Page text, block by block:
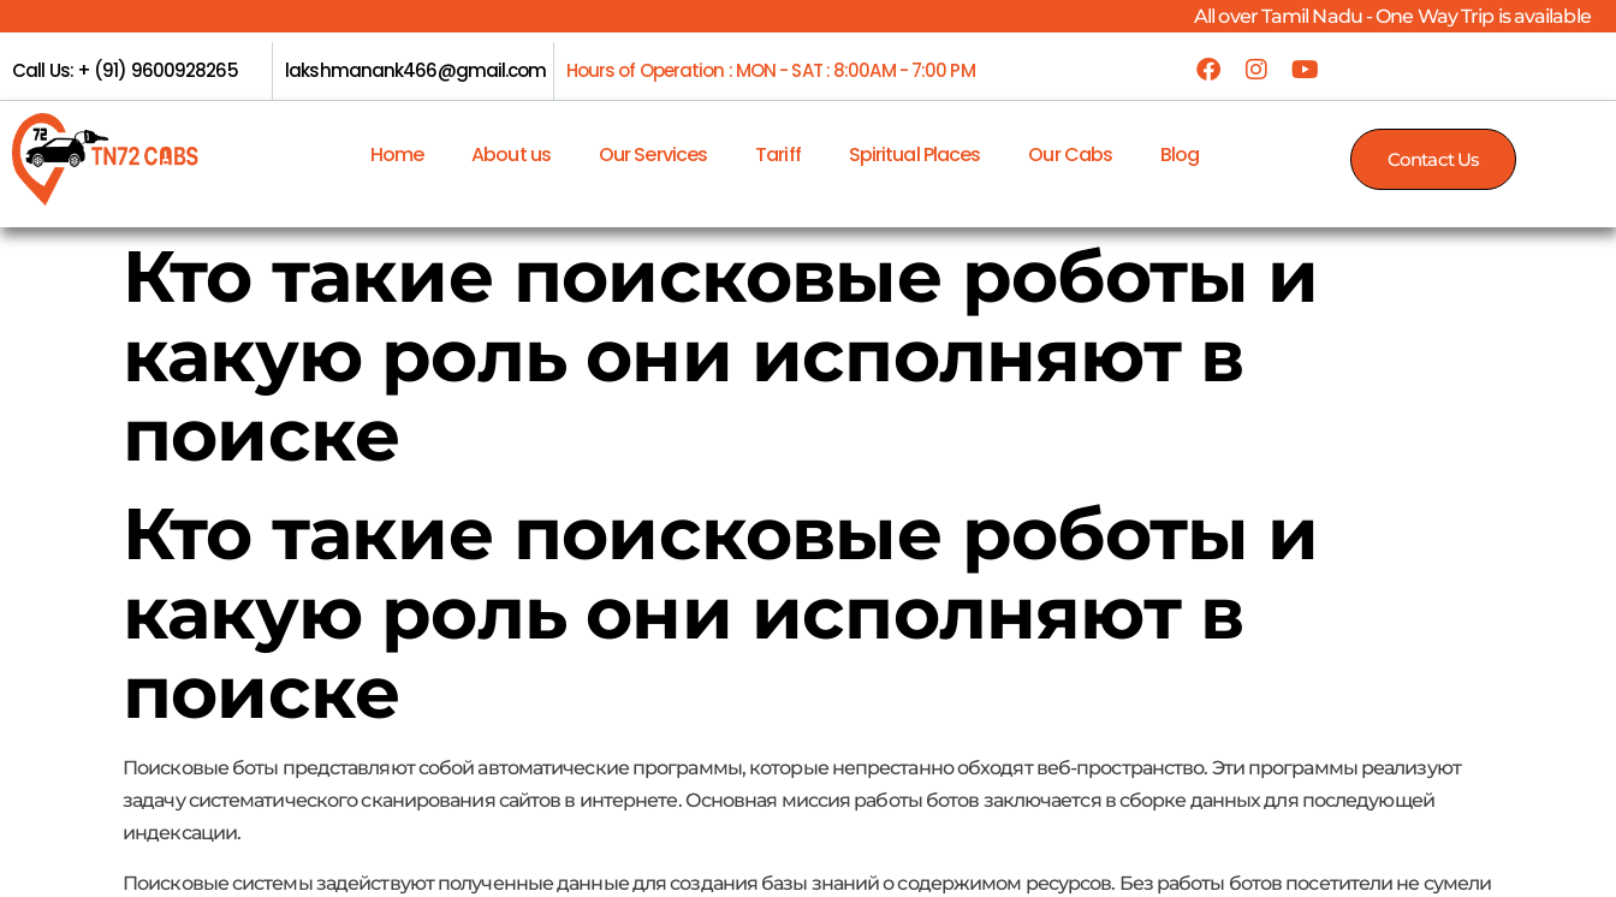
All over Tamil Nadu - One Way Trip is available
Call Us: + (91) 9600928265 lakshmanank466@gmail.com Hours of Operation : MON - SAT : 8:00AM - 7:00 PM
Home About us Our Services Tariff Spiritual Places Our Cabs Blog Contact Us
Кто такие поисковые роботы и
какую роль они исполняют в
поиске
Кто такие поисковые роботы и
какую роль они исполняют в
поиске
Поисковые боты представляют собой автоматические программы, которые непрестанно обходят веб-пространство. Эти программы реализуют
задачу систематического сканирования сайтов в интернете. Основная миссия работы ботов заключается в сборке данных для последующей
индексации.
Поисковые системы задействуют полученные данные для создания базы знаний о содержимом ресурсов. Без работы ботов посетители не сумели